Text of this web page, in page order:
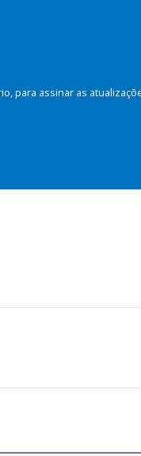
para assinar as